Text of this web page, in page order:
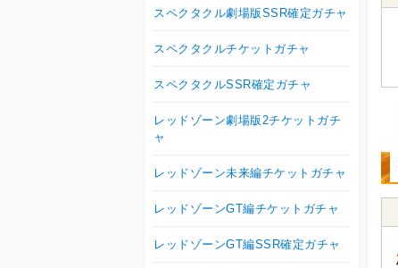
スペクタクル劇場版SSR確定ガチャ
スペクタクルチケットガチャ
スペクタクルSSR確定ガチャ
レッドゾーン劇場版2チケットガチ
ャ
レッドゾーン未来編チケットガチャ
レッドゾーンGT編チケットガチャ
レッドゾーンGT編SSR確定ガチャ